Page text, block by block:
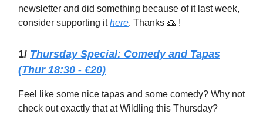
newsletter and did something because of it last week,
consider supporting ithere. Thanks 🙏 !
1/ Thursday Special: Comedy and Tapas
(Thur 18:30 - €20)
Feel like some nice tapas and some comedy? Why not
check out exactly that at Wildling this Thursday?